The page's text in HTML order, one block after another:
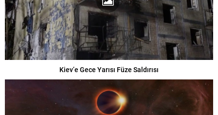
Kiev’e Gece Yarısı Füze Saldırısı